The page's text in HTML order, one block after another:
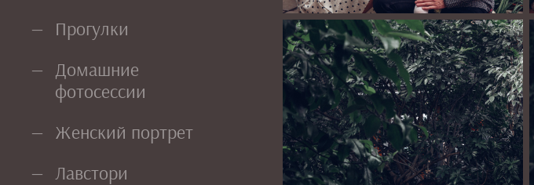
Прогулки
Домашние
фотосессии
Женский портрет
Лавстори